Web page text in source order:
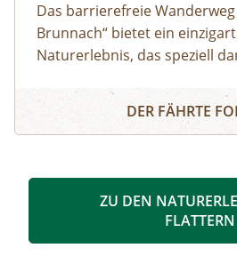
Das barrierefreie
Brunnach“ bietet ein
Naturerlebnis, das speziell
Mobilitätseinschränkungen
Kinderwägen die Schönheit
Ranger: in erkunden Sie
Barrierefreies Naturerlebnis
DER FÄHRTE
ZU DEN
FLATTERN